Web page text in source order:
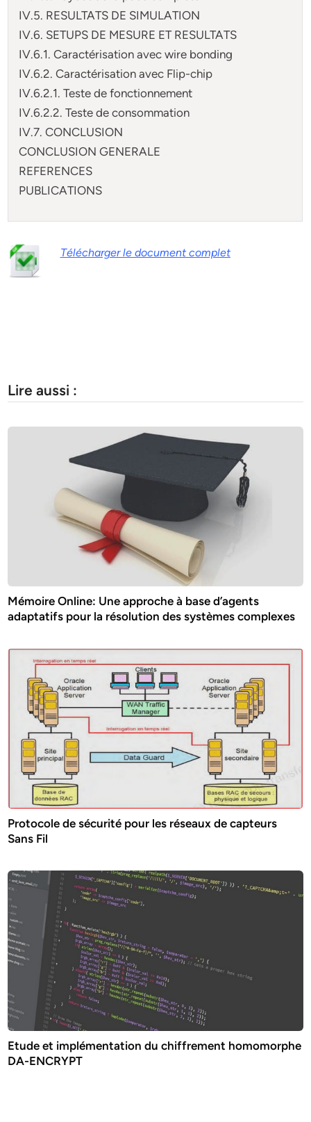
IV.5. RESULTATS DE SIMULATION
IV.6. SETUPS DE MESURE ET RESULTATS
IV.6.1. Caractérisation avec wire bonding
IV.6.2. Caractérisation avec Flip-chip
IV.6.2.1. Teste de fonctionnement
IV.6.2.2. Teste de consommation
IV.7. CONCLUSION
CONCLUSION GENERALE
REFERENCES
PUBLICATIONS
Télécharger le document complet
Lire aussi :
Mémoire Online: Une approche à base d’agents
adaptatifs pour la résolution des systèmes complexes
Protocole de sécurité pour les réseaux de capteurs
Sans Fil
Etude et implémentation du chiffrement homomorphe
DA-ENCRYPT